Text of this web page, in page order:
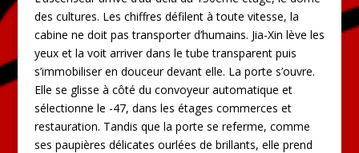
des cultures. Les chiffres défilent à toute vitesse, la
cabine ne doit pas transporter d’humains. Jia-Xin lève les
yeux et la voit arriver dans le tube transparent puis
s’immobiliser en douceur devant elle. La porte s’ouvre.
Elle se glisse à côté du convoyeur automatique et
sélectionne le -47, dans les étages commerces et
restauration. Tandis que la porte se referme, comme
ses paupières délicates ourlées de brillants, elle prend